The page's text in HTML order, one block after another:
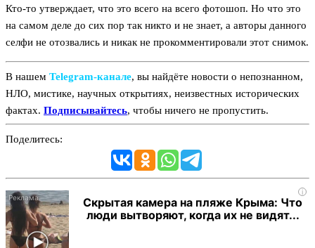
Кто-то утверждает, что это всего на всего фотошоп. Но что это
на самом деле до сих пор так никто и не знает, а авторы данного
селфи не отозвались и никак не прокомментировали этот снимок.
В нашем Telegram‑канале, вы найдёте новости о непознанном,
НЛО, мистике, научных открытиях, неизвестных исторических
фактах. Подписывайтесь, чтобы ничего не пропустить.
Поделитесь:
i
Скрытая камера на пляже Крыма: Что
люди вытворяют, когда их не видят...